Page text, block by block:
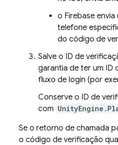
o Firebase
telefone
do código de
Salve o ID de
garantia de ter um ID
fluxo de login (por
Conserve o ID de
com
Se o retorno de chamada
o código de verificação